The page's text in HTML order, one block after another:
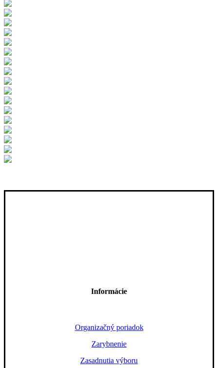
Informácie
Organizačný poriadok
Zarybnenie
Zasadnutia výboru